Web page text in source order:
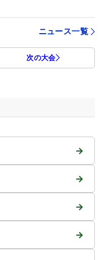
ニュース一覧
次の大会
→
→
→
→